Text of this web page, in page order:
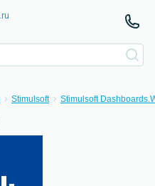
Stimulsoft Stimulsoft